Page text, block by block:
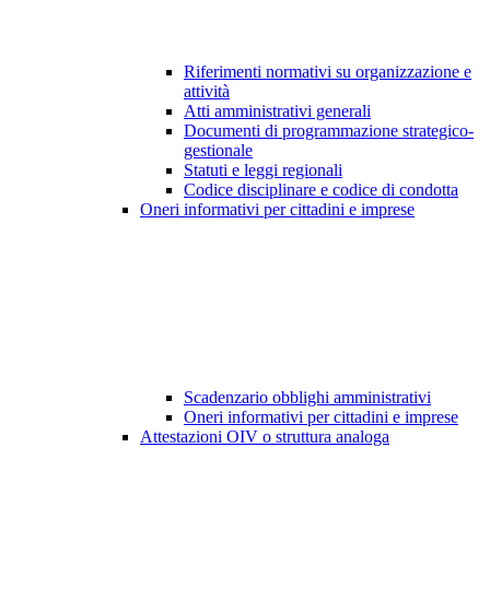
Riferimenti normativi su organizzazione e
attività
Atti amministrativi generali
Documenti di programmazione strategico-
gestionale
Statuti e leggi regionali
Codice disciplinare e codice di condotta
Oneri informativi per cittadini e imprese
Scadenzario obblighi amministrativi
Oneri informativi per cittadini e imprese
Attestazioni OIV o struttura analoga